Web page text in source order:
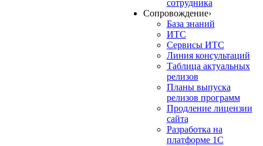
сотрудника
Сопровождение›
База знаний
ИТС
Сервисы ИТС
Линия консультаций
Таблица актуальных
релизов
Планы выпуска
релизов программ
Продление лицензии
сайта
Разработка на
платформе 1С